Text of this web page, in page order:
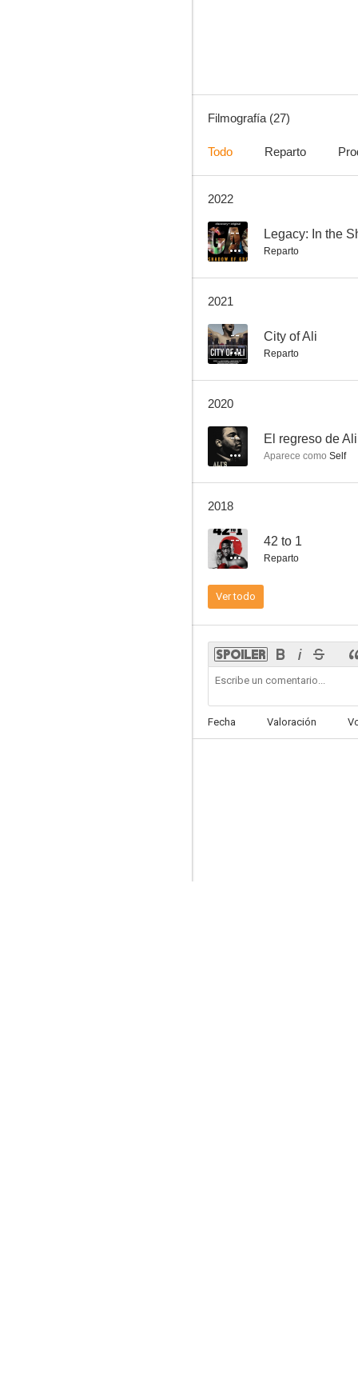
Arthur, el soltero de oro
--
Filmografía (27)
Todo Reparto
2022
-- Legacy: In the
Reparto
2021
-- City of Ali
Reparto
2020
--
Aparece como Self
2018
-- 42 to 1
Reparto
Ver todo
Fecha Valoración